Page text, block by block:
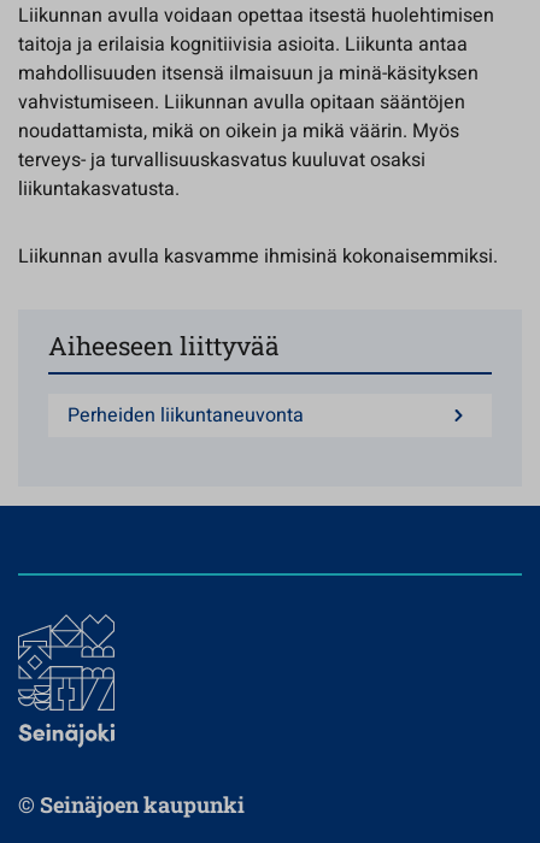
Liikunnan avulla voidaan opettaa itsestä huolehtimisen
taitoja ja erilaisia kognitiivisia asioita. Liikunta antaa
mahdollisuuden itsensä ilmaisuun ja minä-käsityksen
vahvistumiseen. Liikunnan avulla opitaan sääntöjen
noudattamista, mikä on oikein ja mikä väärin. Myös
terveys- ja turvallisuuskasvatus kuuluvat osaksi
liikuntakasvatusta.
Liikunnan avulla kasvamme ihmisinä kokonaisemmiksi.
Aiheeseen liittyvää
Perheiden liikuntaneuvonta
© Seinäjoen kaupunki